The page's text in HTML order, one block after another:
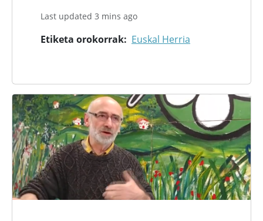
Last updated 3 mins ago
Etiketa orokorrak Euskal Herria